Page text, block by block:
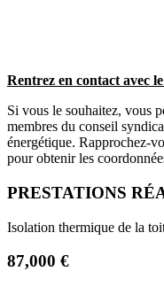
Rentrez en contact avec
Si vous le souhaitez, vous
membres du conseil
énergétique. Rapprochez-
pour obtenir les
PRESTATIONS
Isolation thermique de la
87,000 €